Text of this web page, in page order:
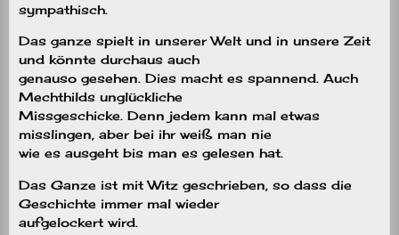
sympathisch.
Das ganze spielt in unserer Welt und in unsere Zeit
und könnte durchaus auch
genauso gesehen. Dies macht es spannend. Auch
Mechthilds unglückliche
Missgeschicke. Denn jedem kann mal etwas
misslingen, aber bei ihr weiß man nie
wie es ausgeht bis man es gelesen hat.
Das Ganze ist mit Witz geschrieben, so dass die
Geschichte immer mal wieder
aufgelockert wird.